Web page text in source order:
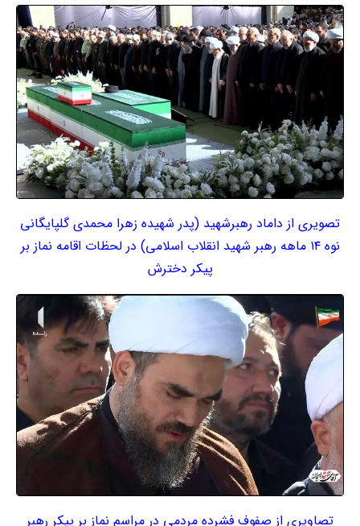
تصویری از داماد رهبرشهید (پدر شهیده زهرا محمدی گلپایگانی
نوه ۱۴ ماهه رهبر شهید انقلاب اسلامی) در لحظات اقامه نماز بر
پیکر دخترش
تصاویری از صفوف فشرده مردمی در مراسم نماز بر پیکر رهبر